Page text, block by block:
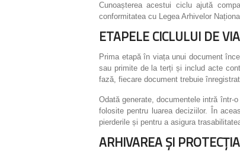
Cunoașterea acestui ciclu ajută
conformitatea cu Legea Arhivelor
ETAPELE CICLULUI DE
Prima etapă în viața unui document
sau primite de la terți și includ acte
fază, fiecare document trebuie
Odată generate, documentele intră într-
folosite pentru luarea deciziilor. În
pierderile și pentru a asigura
ARHIVAREA ȘI